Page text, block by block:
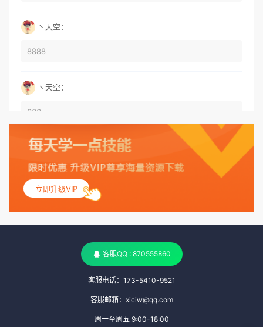
丶天空：
8888
丶天空：
666
丶天空：
555
立即升级VIP
客服QQ : 870555860
客服电话：173-5410-9521
客服邮箱：xiciw@qq.com
周一至周五 9:00-18:00